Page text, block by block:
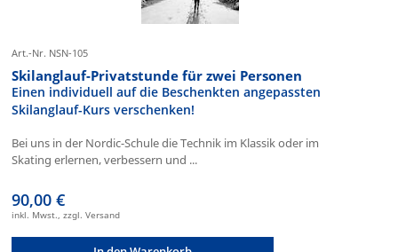
Art.-Nr. NSN-105
Skilanglauf-Privatstunde für zwei Personen
Einen individuell auf die Beschenkten angepassten
Skilanglauf-Kurs verschenken!
Bei uns in der Nordic-Schule die Technik im Klassik oder im
Skating erlernen, verbessern und ...
90,00 €
inkl. Mwst., zzgl. Versand